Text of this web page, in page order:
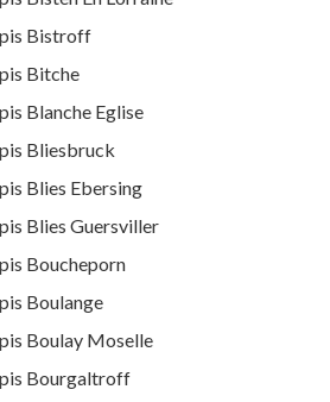
Bistroff
Bitche
Blanche Eglise
Bliesbruck
Blies Ebersing
Blies Guersviller
Boucheporn
Boulange
Boulay Moselle
Bourgaltroff